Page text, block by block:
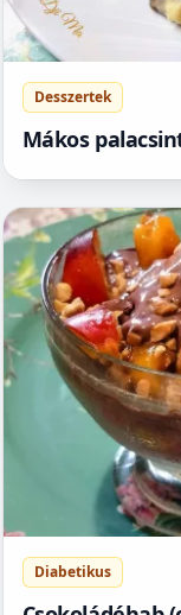
Desszertek
Mákos
Diabetikus